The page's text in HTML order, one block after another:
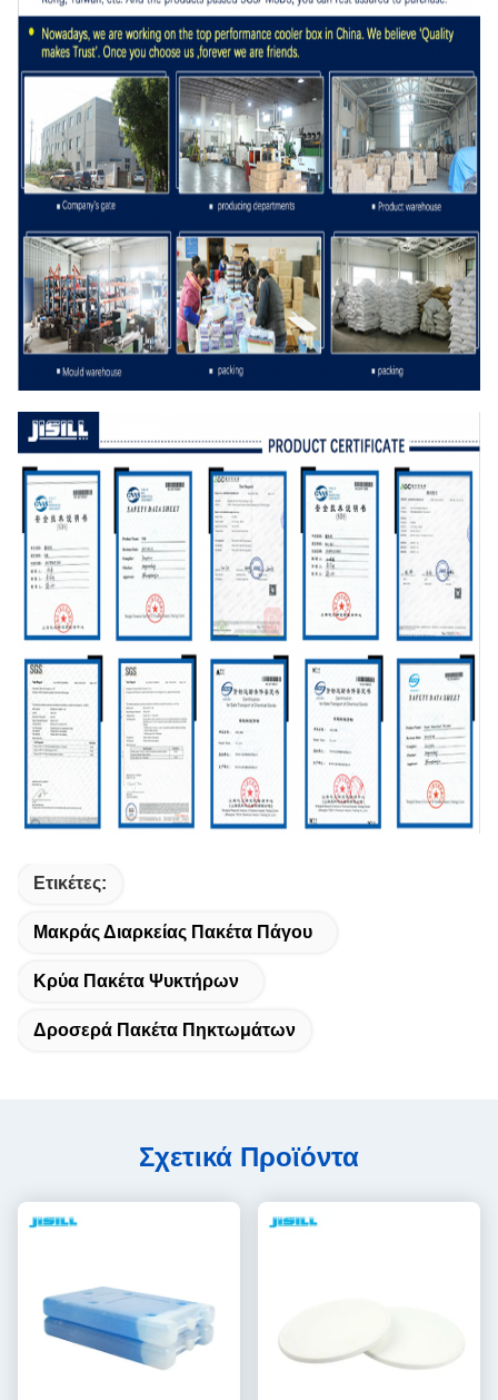
Ετικέτες:
Μακράς Διαρκείας Πακέτα Πάγου
Κρύα Πακέτα Ψυκτήρων
Δροσερά Πακέτα Πηκτωμάτων
Σχετικά Προϊόντα